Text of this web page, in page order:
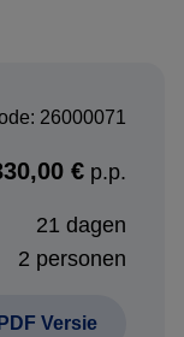
met de
plekken in
uitgestrekte
26000071
€ p.p.
21 dagen
2 personen
PDF Versie